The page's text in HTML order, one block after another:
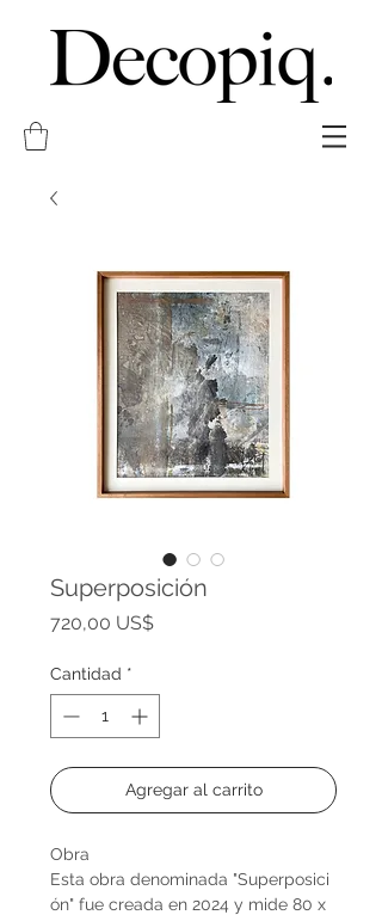
Superposición
720,00 US$Precio
Cantidad *
Agregar al carrito
Obra
Esta obra denominada "Superposici
ón" fue creada en 2024 y mide 80 x